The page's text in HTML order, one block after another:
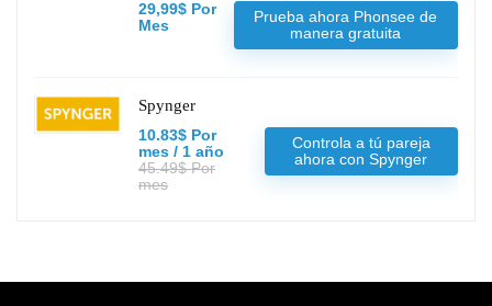
29,99$ Por
Mes
Prueba ahora Phonsee de
manera gratuita
Spynger
10.83$ Por
mes / 1 año
45.49$ Por
mes
Controla a tú pareja
ahora con Spynger